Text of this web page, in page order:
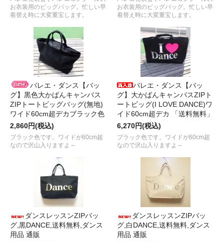
お衣装用のビッグバッグ。忙しい早
着替え時に大変重宝します。
お衣装用のビッグバッグ。忙しい早
着替え時に大変重宝します。
バレエ・ダンス【バッ
グ】黒色大かばんキャンバス
ZIPトートビッグバッグ(無地)
ワイド60cm超デカブラック色
2,860円(税込)
ブラック色です。ワイドが60cm超
なので沢山入りますよ～
バレエ・ダンス【バッ
グ】大かばんキャンバスZIPト
ートビッグ(I LOVE DANCE)ワ
イド60cm超デカ 「送料無料」
6,270円(税込)
ブラック色です。ワイドが60cm超
なので沢山入りますよ～
ダンスレッスンZIPバッ
グ,黒DANCE,送料無料,ダンス
用品 通販
ダンスレッスンZIPバッ
グ,白DANCE,送料無料,ダンス
用品 通販